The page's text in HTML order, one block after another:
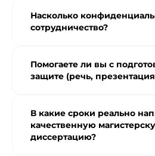
Насколько
сотрудничество?
Помогаете ли вы с
защите (речь,
В какие сроки реально
качественную
диссертацию?